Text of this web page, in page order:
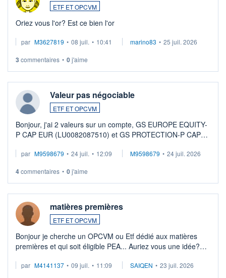
ETF ET OPCVM
Oriez vous l'or? Est ce bien l'or
par M3627819 • 08 juil. • 10:41 marino83 • 25 juil. 2026
3 commentaires • 0j'aime
Valeur pas négociable
ETF ET OPCVM
Bonjour, j'ai 2 valeurs sur un compte, GS EUROPE EQUITY-
P CAP EUR (LU0082087510) et GS PROTECTION-P CAP
veux procéder à la vente, on me signale ...
par M9598679 • 24 juil. • 12:09 M9598679 • 24 juil. 2026
4commentaires • 0j'aime
matières premières
ETF ET OPCVM
Bonjour je cherche un OPCVM ou Etf dédié aux matières
premières et qui soit éligible PEA... Auriez vous une idée?
par M4141137 • 09 juil. • 11:09 SAIQEN • 23 juil. 2026